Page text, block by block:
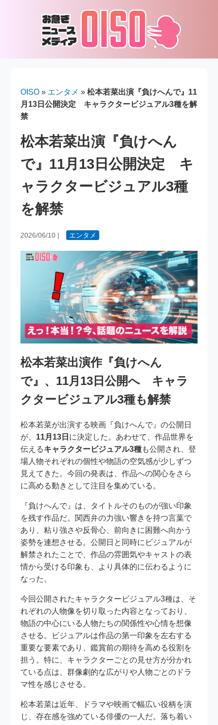
OISO » エンタメ »松本若菜出演『負けへんで』11
月13日公開決定 キャラクタービジュアル3種を解
禁
松本若菜出演『負けへん
で』11月13日公開決定 キ
ャラクタービジュアル3種
を解禁
2026/06/10 | エンタメ
松本若菜出演作『負けへん
で』、11月13日公開へ キャラ
クタービジュアル3種も解禁
松本若菜が出演する映画『負けへんで』の公開日
が、 11月13日 に決定した。あわせて、作品世界を
伝えるキャラクタービジュアル3種も公開され、登
場人物それぞれの個性や物語の空気感が少しずつ
見えてきた。今回の発表は、作品への関心をさら
に高める動きとして注目を集めている。
『負けへんで』は、タイトルそのものが強い印象
を残す作品だ。関西弁の力強い響きを持つ言葉で
あり、粘り強さや反骨心、前向きに困難へ向かう
姿勢を連想させる。公開日と同時にビジュアルが
解禁されたことで、作品の雰囲気やキャストの表
情から受ける印象も、より具体的に伝わるように
なった。
今回公開されたキャラクタービジュアル3種は、そ
れぞれの人物像を切り取った内容となっており、
物語の中心にいる人物たちの関係性や心情を想像
させる。ビジュアルは作品の第一印象を左右する
重要な要素であり、鑑賞前の期待を高める役割を
担う。特に、キャラクターごとの見せ方が分かれ
ている点は、群像劇的な広がりや人物ごとのドラ
マ性を感じさせる。
松本若菜は近年、ドラマや映画で幅広い役柄を演
じ、存在感を強めている俳優の一人だ。落ち着い